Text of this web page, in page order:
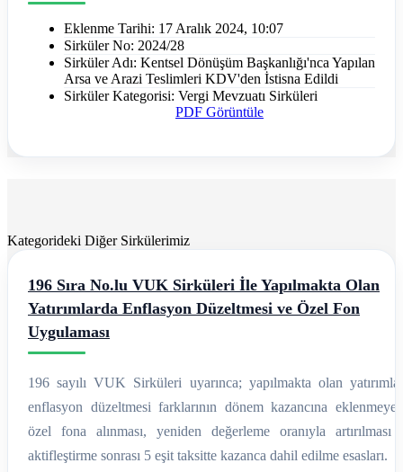
Eklenme Tarihi: 17 Aralık 2024, 10:07
Sirküler No: 2024/28
Sirküler Adı: Kentsel Dönüşüm Başkanlığı'nca Yapılan
Arsa ve Arazi Teslimleri KDV'den İstisna Edildi
Sirküler Kategorisi: Vergi Mevzuatı Sirküleri
PDF Görüntüle
Kategorideki Diğer Sirkülerimiz
196 Sıra No.lu VUK Sirküleri İle Yapılmakta Olan
Yatırımlarda Enflasyon Düzeltmesi ve Özel Fon
Uygulaması
196 sayılı VUK Sirküleri uyarınca; yapılmakta olan
enflasyon düzeltmesi farklarının dönem kazancına
özel fona alınması, yeniden değerleme oranıyla artırılması
aktifleştirme sonrası 5 eşit taksitte kazanca dahil edilme esasları.